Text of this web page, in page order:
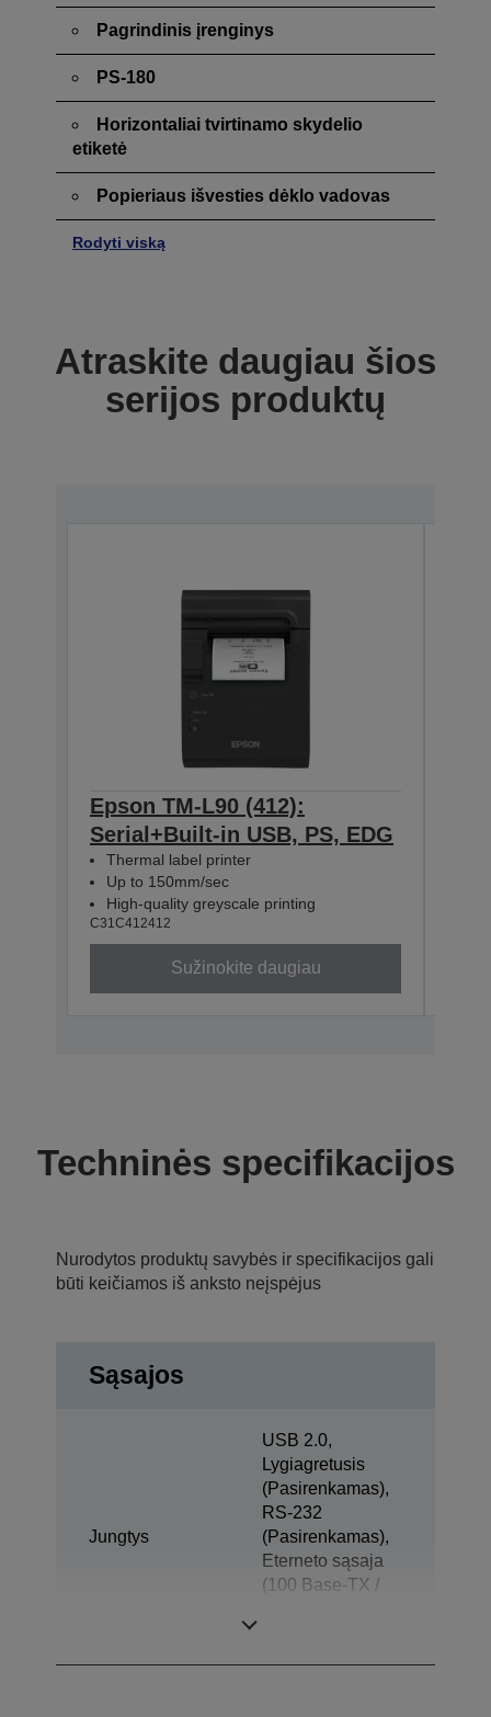
Pagrindinis įrenginys
PS-180
Horizontaliai tvirtinamo skydelio
etiketė
Popieriaus išvesties dėklo vadovas
Rodyti viską
Atraskite daugiau šios
serijos produktų
Epson TM-L90 (412):
Serial+Built-in USB, PS, EDG
Thermal label printer
Up to 150mm/sec
High-quality greyscale printing
C31C412412
Sužinokite daugiau
Techninės specifikacijos
Nurodytos produktų savybės ir specifikacijos gali
būti keičiamos iš anksto neįspėjus
Sąsajos
Jungtys
USB 2.0,
Lygiagretusis
(Pasirenkamas),
RS-232
(Pasirenkamas),
Eterneto sąsaja
(100 Base-TX /